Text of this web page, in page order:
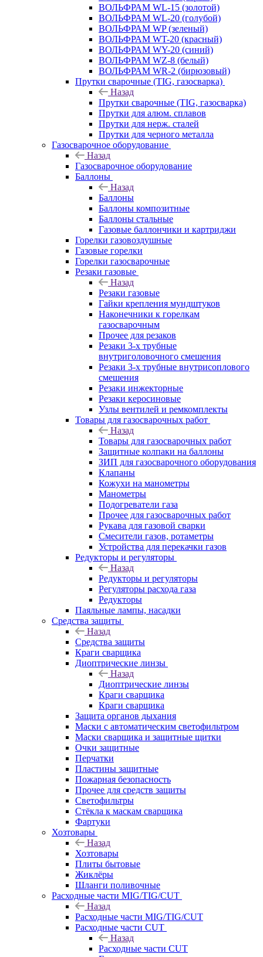
ВОЛЬФРАМ WL-15 (золотой)
ВОЛЬФРАМ WL-20 (голубой)
ВОЛЬФРАМ WP (зеленый)
ВОЛЬФРАМ WT-20 (красный)
ВОЛЬФРАМ WY-20 (синий)
ВОЛЬФРАМ WZ-8 (белый)
ВОЛЬФРАМ WR-2 (бирюзовый)
Прутки сварочные (TIG, газосварка)
Назад
Прутки сварочные (TIG, газосварка)
Прутки для алюм. сплавов
Прутки для нерж. сталей
Прутки для черного металла
Газосварочное оборудование
Назад
Газосварочное оборудование
Баллоны
Назад
Баллоны
Баллоны композитные
Баллоны стальные
Газовые баллончики и картриджи
Горелки газовоздушные
Газовые горелки
Горелки газосварочные
Резаки газовые
Назад
Резаки газовые
Гайки крепления мундштуков
Наконечники к горелкам
газосварочным
Прочее для резаков
Резаки 3-х трубные
внутриголовочного смешения
Резаки 3-х трубные внутрисоплового
смешения
Резаки инжекторные
Резаки керосиновые
Узлы вентилей и ремкомплекты
Товары для газосварочных работ
Назад
Товары для газосварочных работ
Защитные колпаки на баллоны
ЗИП для газосварочного оборудования
Клапаны
Кожухи на манометры
Манометры
Подогреватели газа
Прочее для газосварочных работ
Рукава для газовой сварки
Смесители газов, ротаметры
Устройства для перекачки газов
Редукторы и регуляторы
Назад
Редукторы и регуляторы
Регуляторы расхода газа
Редукторы
Паяльные лампы, насадки
Средства защиты
Назад
Средства защиты
Краги сварщика
Диоптрические линзы
Назад
Диоптрические линзы
Краги сварщика
Краги сварщика
Защита органов дыхания
Маски с автоматическим светофильтром
Маски сварщика и защитные щитки
Очки защитные
Перчатки
Пластины защитные
Пожарная безопасность
Прочее для средств защиты
Светофильтры
Стёкла к маскам сварщика
Фартуки
Хозтовары
Назад
Хозтовары
Плиты бытовые
Жиклёры
Шланги поливочные
Расходные части MIG/TIG/CUT
Назад
Расходные части MIG/TIG/CUT
Расходные части CUT
Назад
Расходные части CUT